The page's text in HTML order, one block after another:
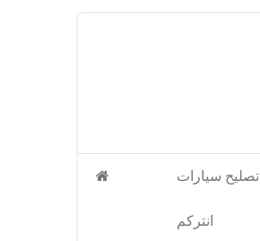
تصليح سيارات
انتركم